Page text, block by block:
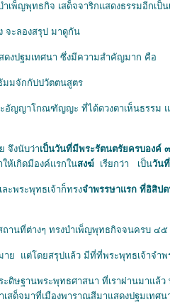
พ็ญพุทธกิจ เสด็จจาริกแสดงธรรมอีกเป็น
จะลองสรุป มาดูกัน
งปฐมเทศนา ซึ่งมีความสําคัญมาก คือ
มจักกัปปวัตตนสูตร
ญาโกณฑัญญะ ที่ได้ดวงตาเห็นธรรม แ
จึงนับว่าเป็นวันที่มีพระรัตนตรัยครบองค์ ๓
ห้เกิดมีองค์แรกในสงฆ์ เรียกว่า เป็นวัน
พระพุทธเจ้าก็ทรงจําพรรษาแรก ที่อิสิ
านที่ต่างๆ ทรงบําเพ็ญพุทธกิจจนครบ ๔๕
แต่โดยสรุปแล้ว มีที่ที่พระพุทธเจ้าจำพ
ะดิษฐานพระพุทธศาสนา ที่เราผ่านมาแ
ด็จมาที่เมืองพาราณสีมาแสดงปฐมเทศ